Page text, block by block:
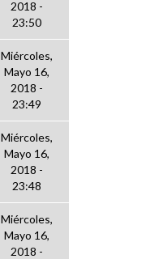
2018 -
23:50
Miércoles,
Mayo 16,
2018 -
23:49
Miércoles,
Mayo 16,
2018 -
23:48
Miércoles,
Mayo 16,
2018 -